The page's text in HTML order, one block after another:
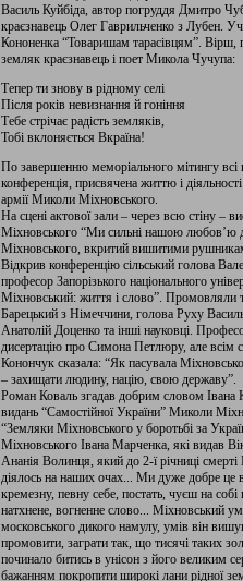
Василь Куйбіда, автор погруддя Дмитро
краєзнавець Олег Гаврильченко з Лубен.
Кононенка “Товаришам тарасівцям”.
земляк краєзнавець і поет Микола Чучупа:
Тепер ти знову в рідному селі
Після років невизнання й гоніння
Тебе стрічає радість земляків,
Тобі вклоняється Вкраїна!
По завершенню меморіального мітингу
конференція, присвячена життю і
армії Миколи Міхновського.
На сцені актової зали – через всю стіну –
Міхновського “Ми сильні нашою любов’ю
Міхновського, вкритий вишитими
Відкрив конференцію сільський голова
професор Запорізького національного
Міхновський: життя і слово”.
Барецький з Німеччини, голова Руху
Анатолій Доценко та інші науковці.
дисертацію про Симона Петлюру, але всім
Конончук сказала: “Як пасувала
– захищати людину, націю, свою державу”.
Роман Коваль згадав добрим словом Івана
видань “Самостійної України” Миколи
“Земляки Міхновського у боротьбі за
Міхновського Івана Марченка, які видав
Ананія Волинця, який до 2-ї річниці
діялось на наших очах... Ми дуже добре це
кремезну, певну се­бе, постать, чуєш на
натхнене, вогненне слово... Міхновський
московського дикого намулу, умів він
промовити, заграти так, що тисячі таких
починало битись в унісон з його великим
бажанням покропити широкі лани рідної